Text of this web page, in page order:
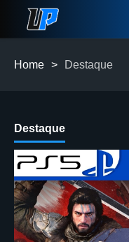
Home > Destaque
Destaque